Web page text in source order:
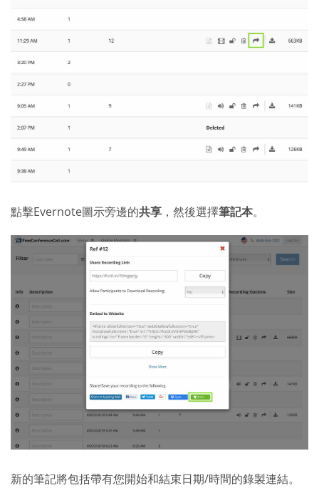
點擊Evernote圖示旁邊的共享 ，然後選擇筆記本。
新的筆記將包括帶有您開始和結束日期/時間的錄製連結。